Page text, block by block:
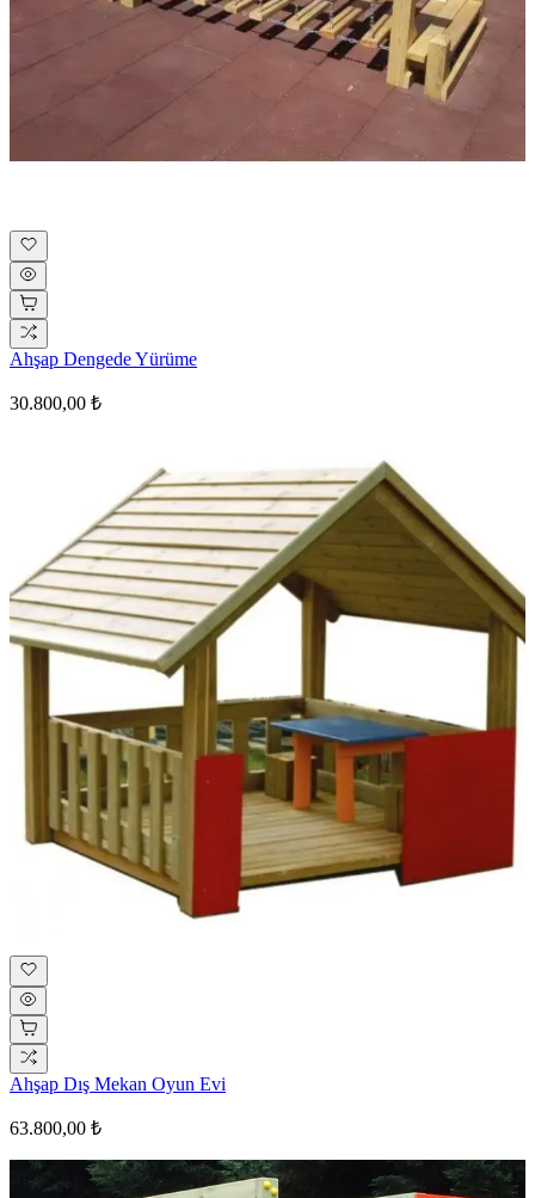
Ahşap Dengede Yürüme
30.800,00 ₺
Ahşap Dış Mekan Oyun Evi
63.800,00 ₺